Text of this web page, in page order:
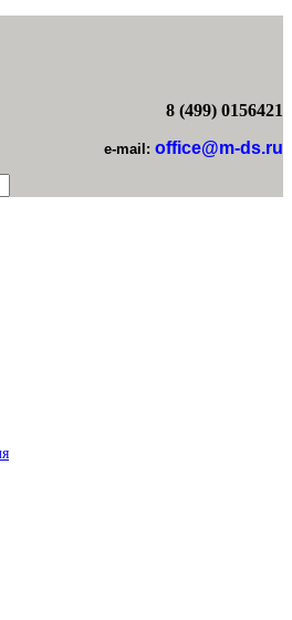
8 (499) 0156421
e-mail: office@m-ds.ru